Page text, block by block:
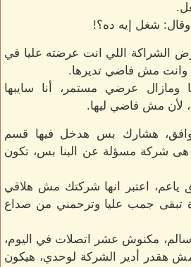
شغل إيه ده؟!
الشراكة اللي انت عرضته عليا في
وانت مش فاضي تديرها.
ومازال عرضي مستمر، أنا سايبها
لأن مش فاضي ليها.
هشارك بس هدخل فيها قسم
هى شركة مسؤلة عن البنا بس، تكون
ياعم، اعتبر انها شركتك مش هلاقي
تبقى جمب عليا وترحمني من صداع
مكنوش عشر اتصلات في اليوم،
مش هقدر أدير الشركة لوحدي، هيكون